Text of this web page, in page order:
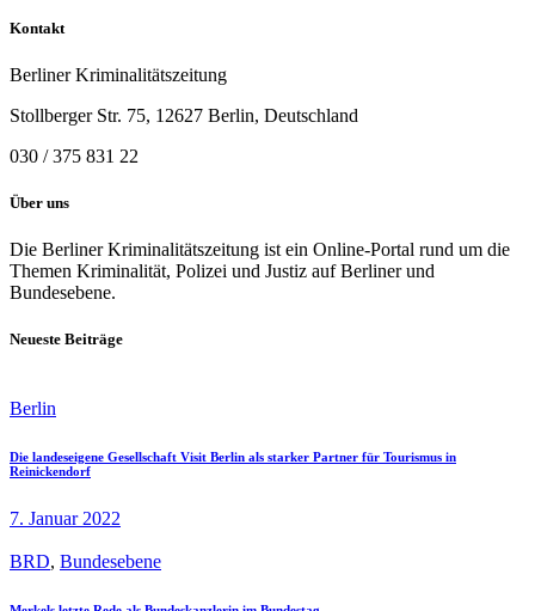
Kontakt
Berliner Kriminalitätszeitung
Stollberger Str. 75, 12627 Berlin, Deutschland
030 / 375 831 22
Über uns
Die Berliner Kriminalitätszeitung ist ein Online-Portal rund um die
Themen Kriminalität, Polizei und Justiz auf Berliner und
Bundesebene.
Neueste Beiträge
Berlin
Die landeseigene Gesellschaft Visit Berlin als starker Partner für Tourismus in
Reinickendorf
7. Januar 2022
BRD, Bundesebene